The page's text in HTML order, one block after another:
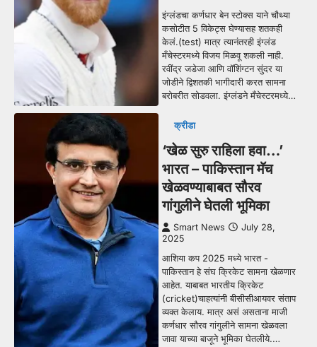
इंग्लंडचा कर्णधार बेन स्टोक्स याने चौथ्या
कसोटीत 5 विकेट्स घेण्यासह शतकही
केलं.(test) मात्र त्यानंतरही इंग्लंड
मँचेस्टरमध्ये विजय मिळवू शकली नाही.
रवींद्र जडेजा आणि वॉशिंग्टन सुंदर या
जोडीने द्विशतकी भागीदारी करत सामना
बरोबरीत सोडवला. इंग्लंडने मँचेस्टरमध्ये…
क्रीडा
‘खेळ सुरु राहिला हवा…’
भारत – पाकिस्तान मॅच
खेळवण्याबाबत सौरव
गांगुलीने घेतली भूमिका
Smart News
July 28,
2025
आशिया कप 2025 मध्ये भारत -
पाकिस्तान हे संघ क्रिकेट सामना खेळणार
आहेत. याबाबत भारतीय क्रिकेट
(cricket)चाहत्यांनी बीसीसीआयवर संताप
व्यक्त केलाय. मात्र असं असताना माजी
कर्णधार सौरव गांगुलीने सामना खेळवला
जावा याच्या बाजूने भूमिका घेतलीये.…